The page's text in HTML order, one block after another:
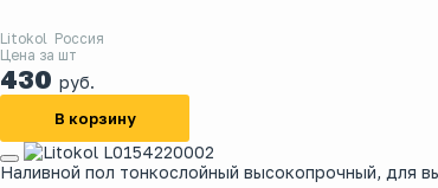
Litokol Россия
Цена за шт
430 руб.
В корзину
Наливной пол тонкослойный высокопрочный, для